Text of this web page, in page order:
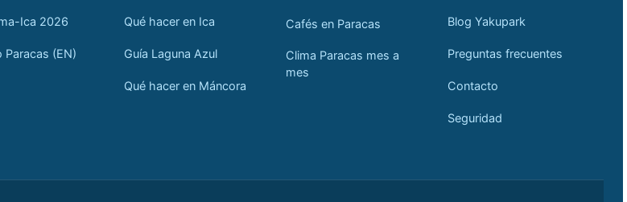
Ica 2026
Paracas (EN)
Qué hacer en Ica
Guía Laguna Azul
Qué hacer en Máncora
Cafés en Paracas
Clima Paracas mes a
mes
Blog Yakupark
Preguntas frecuentes
Contacto
Seguridad